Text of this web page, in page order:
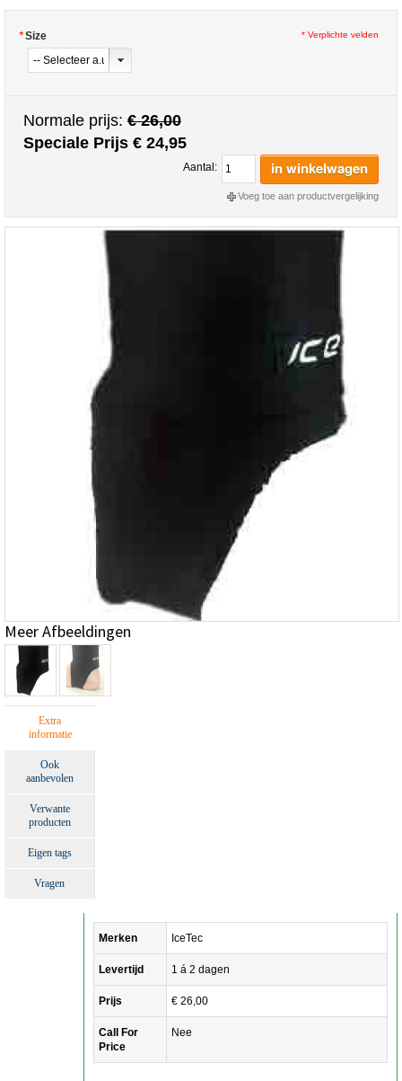
*Size * Verplichte velden
Normale prijs: € 26,00
Speciale Prijs € 24,95
Aantal: in winkelwagen
Voeg toe aan productvergelijking
Meer Afbeeldingen
Extra
informatie
Ook
aanbevolen
Verwante
producten
Eigen tags
Vragen
Merken IceTec
Levertijd 1 á 2 dagen
Prijs € 26,00
Call For
Price
Nee